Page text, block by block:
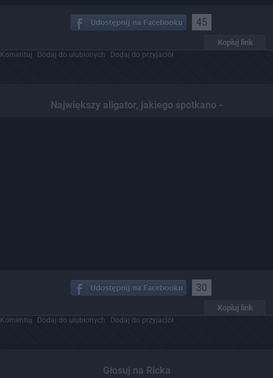
45
Kopiuj link
Komentuj Dodaj do ulubionych Dodaj do przyjaciół
Największy aligator, jakiego spotkano -
30
Kopiuj link
Komentuj Dodaj do ulubionych Dodaj do przyjaciół
Głosuj na Ricka